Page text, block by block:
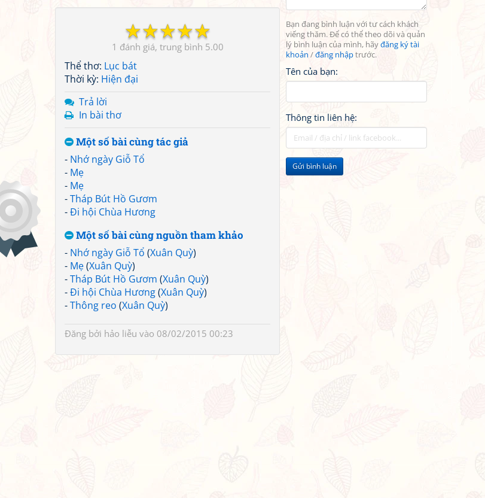
Bạn đang bình luận với tư cách khách
viếng thăm. Để có thể theo dõi và quản
lý bình luận của mình, hãyđăng ký tài
khoản /đăng nhậptrước.
Tên của bạn:
Thông tin liên hệ:
Gửi bình luận
☆
☆
☆
☆
☆
1 5.00
Thể thơ: Lục bát
Thời kỳ: Hiện đại
Trả lời
In bài thơ
Một số bài cùng tác giả
- Nhớ ngày Giỗ Tổ
- Mẹ
- Mẹ
-Tháp Bút Hồ Gươm
-Đi hội Chùa Hương
Một số bài cùng nguồn tham khảo
- Nhớ ngày Giỗ Tổ (Xuân Quỳ)
- Mẹ(Xuân Quỳ)
-Tháp Bút Hồ Gươm (Xuân Quỳ)
-Đi hội Chùa Hương(Xuân Quỳ)
-Thông reo (Xuân Quỳ)
Đăng bởi hảo liễu vào 08/02/2015 00:23